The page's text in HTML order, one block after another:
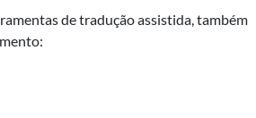
de tradução assistida, também